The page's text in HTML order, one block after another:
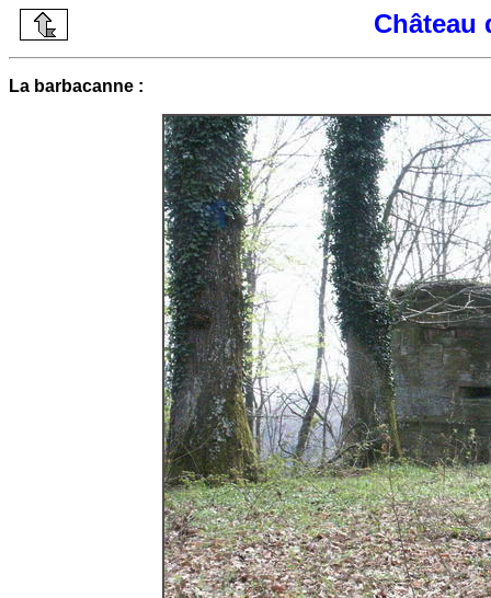
Château
La barbacanne :